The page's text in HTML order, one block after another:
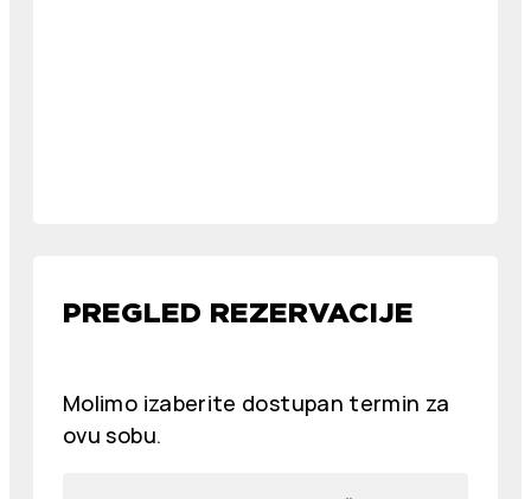
PREGLED REZERVACIJE
Molimo izaberite dostupan termin za
ovu sobu.